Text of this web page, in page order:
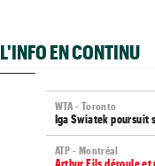
L'INFO EN CONTINU
WTA - Toronto
Iga Swiatek poursuit
ATP - Montréal